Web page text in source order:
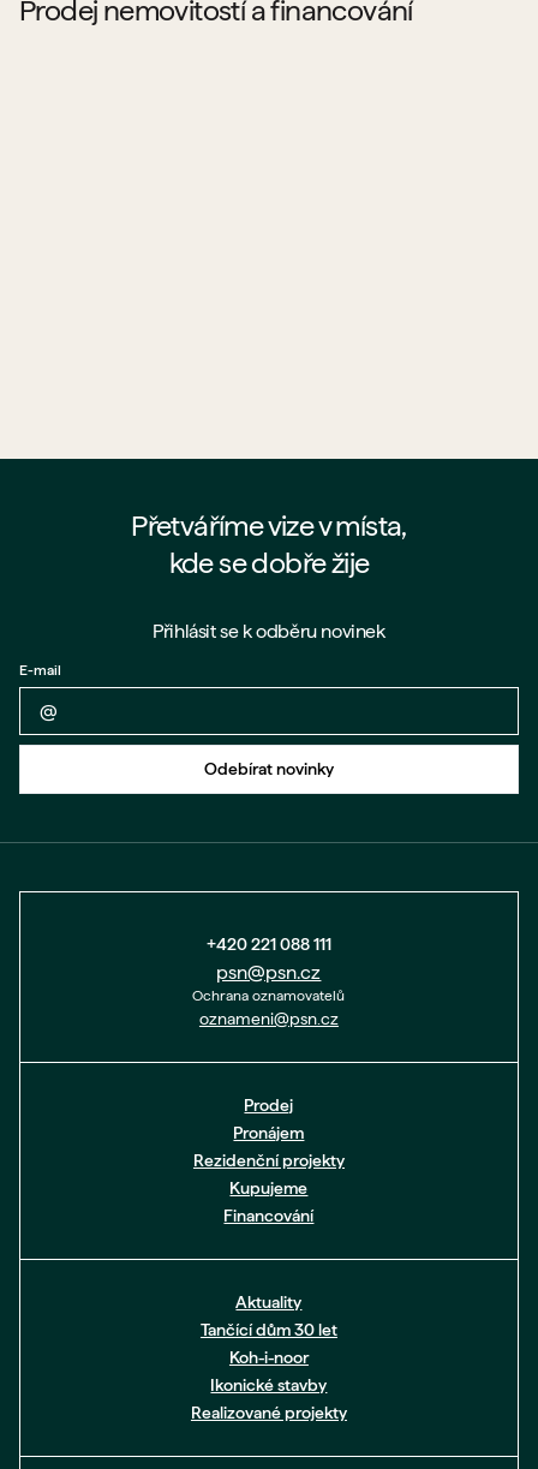
Prodej nemovitostí a financování
Přetváříme vize v místa,
kde se dobře žije
Zpět na formulář
Přihlásit se k odběru novinek
E-mail
Odebírat novinky
+420 221 088 111
psn@psn.cz
Ochrana oznamovatelů
oznameni@psn.cz
Prodej
Pronájem
Rezidenční projekty
Kupujeme
Financování
Aktuality
Tančící dům 30 let
Koh-i-noor
Ikonické stavby
Realizované projekty